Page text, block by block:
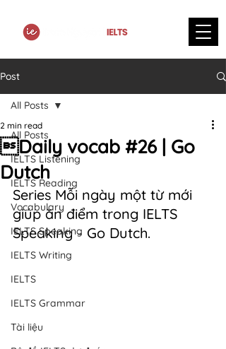
Post
All Posts
IELTS Listening
IELTS Reading
Vocabulary
IELTS Speaking
IELTS Writing
IELTS
IELTS Grammar
Tài liệu
All Posts
Daily vocab #26 | Go
Dutch
2 min read
Series Mỗi ngày một từ mới
giúp ăn điểm trong IELTS
Speaking - Go Dutch.